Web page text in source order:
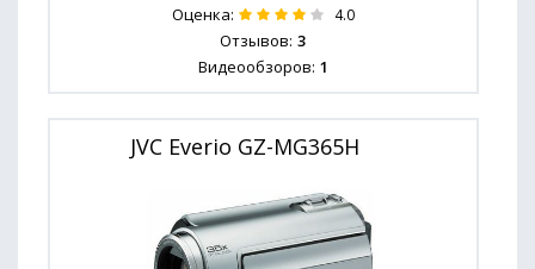
Оценка: 4.0
Отзывов: 3
Видеообзоров: 1
JVC Everio GZ-MG365H